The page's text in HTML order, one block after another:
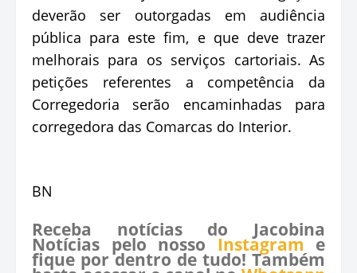
deverão ser outorgadas em audiência
pública para este fim, e que deve trazer
melhorais para os serviços cartoriais. As
petições referentes a competência da
Corregedoria serão encaminhadas para
corregedora das Comarcas do Interior.
BN
Receba notícias do Jacobina
Notícias pelo nosso Instagram e
fique por dentro de tudo! Também